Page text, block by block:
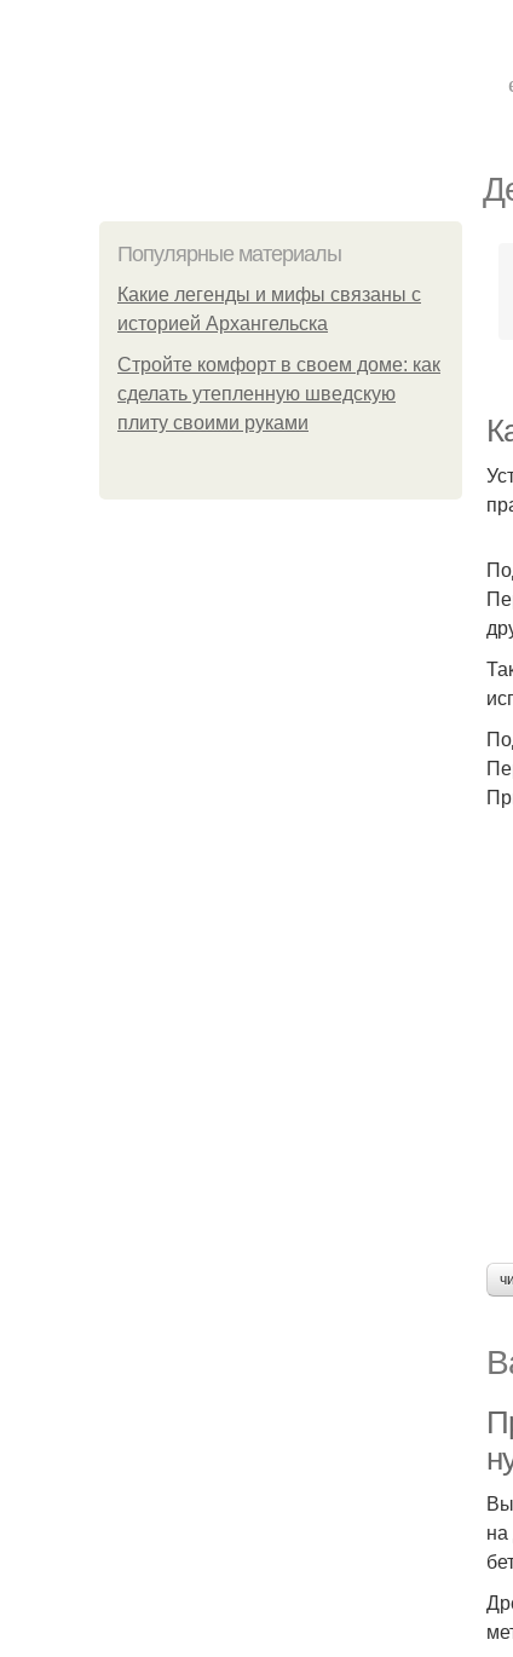
Популярные материалы
Какие легенды и мифы связаны с
историей Архангельска
Стройте комфорт в своем доме: как
сделать утепленную шведскую
плиту своими руками